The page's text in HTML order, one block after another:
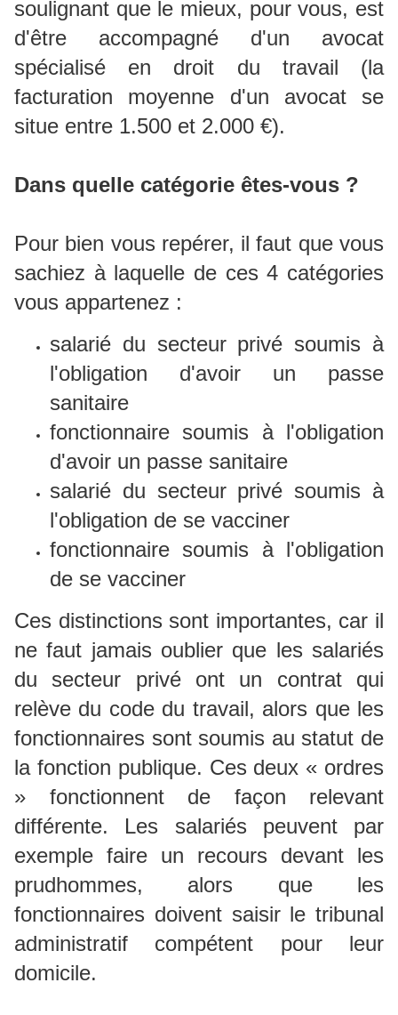
soulignant que le mieux, pour vous, est
d'être accompagné d'un avocat
spécialisé en droit du travail (la
facturation moyenne d'un avocat se
situe entre 1.500 et 2.000 €).
Dans quelle catégorie êtes-vous ?
Pour bien vous repérer, il faut que vous
sachiez à laquelle de ces 4 catégories
vous appartenez :
salarié du secteur privé soumis à
l'obligation d'avoir un passe
sanitaire
fonctionnaire soumis à l'obligation
d'avoir un passe sanitaire
salarié du secteur privé soumis à
l'obligation de se vacciner
fonctionnaire soumis à l'obligation
de se vacciner
Ces distinctions sont importantes, car il
ne faut jamais oublier que les salariés
du secteur privé ont un contrat qui
relève du code du travail, alors que les
fonctionnaires sont soumis au statut de
la fonction publique. Ces deux « ordres
» fonctionnent de façon relevant
différente. Les salariés peuvent par
exemple faire un recours devant les
prudhommes, alors que les
fonctionnaires doivent saisir le tribunal
administratif compétent pour leur
domicile.